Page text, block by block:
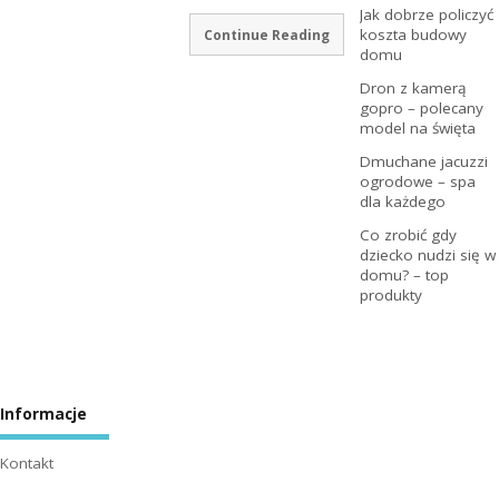
Continue Reading
Jak dobrze policzyć
koszta budowy
domu
Dron z kamerą
gopro – polecany
model na święta
Dmuchane jacuzzi
ogrodowe – spa
dla każdego
Co zrobić gdy
dziecko nudzi się w
domu? – top
produkty
Informacje
Kontakt